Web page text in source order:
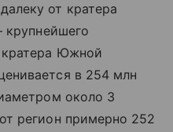
от кратера
кратера Южной
в 254 млн
около 3
регион примерно 252